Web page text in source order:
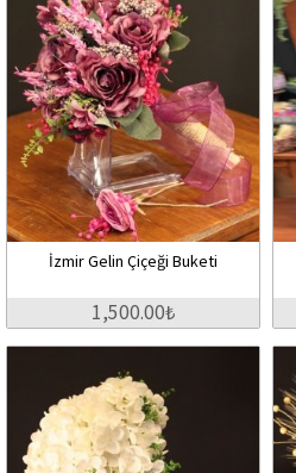
İzmir Gelin Çiçeği Buketi
1,500.00₺